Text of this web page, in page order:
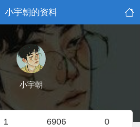
小宇朝的资料
小宇朝
1 6906 0